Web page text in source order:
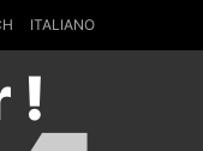
ITALIANO
!